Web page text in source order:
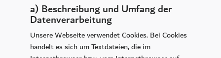
a) Beschreibung und Umfang der
Datenverarbeitung
Unsere Webseite verwendet Cookies. Bei Cookies
handelt es sich um Textdateien, die im